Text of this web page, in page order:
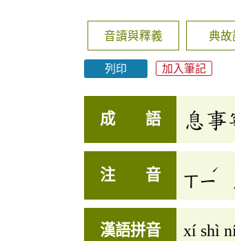
音讀與釋義 典故
列印 加入筆記
成 語 息事
注 音 ㄒㄧ
ˊ
漢語拼音 xí shì